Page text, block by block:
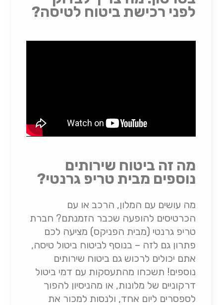
לפני רכישת ביטוח לטיסה?
מה זה ביטוח שירותים
נוספים מבית טריפ גרנטי?
מה עושים עם המלון, הרכב או עם
הכרטיסים להופעה שכבר הזמנתם? חברת
טריפ גרנטי (מבית הפניקס) מציעה לכם
פתרון גם לזה – בנוסף לביטוח ביטול טיסה,
אתם יכולים לרכוש גם ביטוח שירותים
נוספים! תשכחו מהתעסקות עם דמי ביטול
דרקוניים של מלונות, או מהניסיון להפוך
לספסרים ליום אחד, ולנסות למכור את